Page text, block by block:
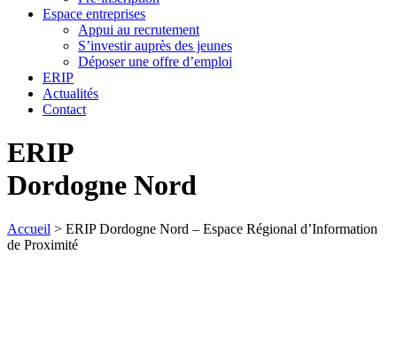
Espace entreprises
Appui au recrutement
S’investir auprès des jeunes
Déposer une offre d’emploi
ERIP
Actualités
Contact
ERIP
Dordogne Nord
Accueil > ERIP Dordogne Nord – Espace Régional d’Information
de Proximité